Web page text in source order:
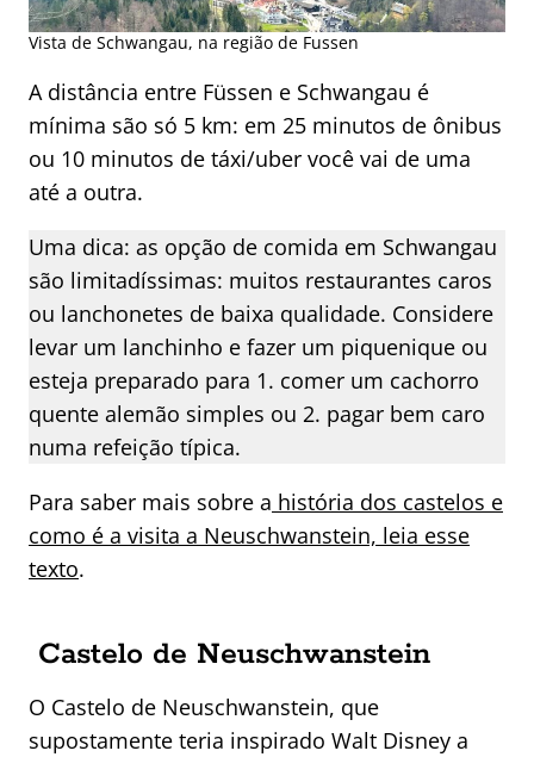
Vista de Schwangau, na região de Fussen
A distância entre Füssen e Schwangau é
mínima são só 5 km: em 25 minutos de ônibus
ou 10 minutos de táxi/uber você vai de uma
até a outra.
Uma dica: as opção de comida em Schwangau
são limitadíssimas: muitos restaurantes caros
ou lanchonetes de baixa qualidade. Considere
levar um lanchinho e fazer um piquenique ou
esteja preparado para 1. comer um cachorro
quente alemão simples ou 2. pagar bem caro
numa refeição típica.
Para saber mais sobre a história dos castelos e
como é a visita a Neuschwanstein, leia esse
texto.
Castelo de Neuschwanstein
O Castelo de Neuschwanstein, que
supostamente teria inspirado Walt Disney a